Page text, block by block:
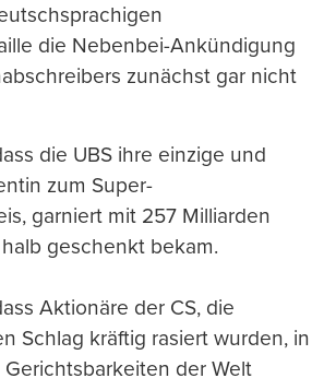
die Nebenbei-Ankündigung
zunächst gar nicht
die UBS ihre einzige und
zum Super-
garniert mit 257 Milliarden
geschenkt bekam.
Aktionäre der CS, die
Schlag kräftig rasiert wurden, in
der Welt